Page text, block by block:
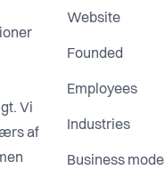
Vi
af
Website
Founded
Employees
Industries
Business model